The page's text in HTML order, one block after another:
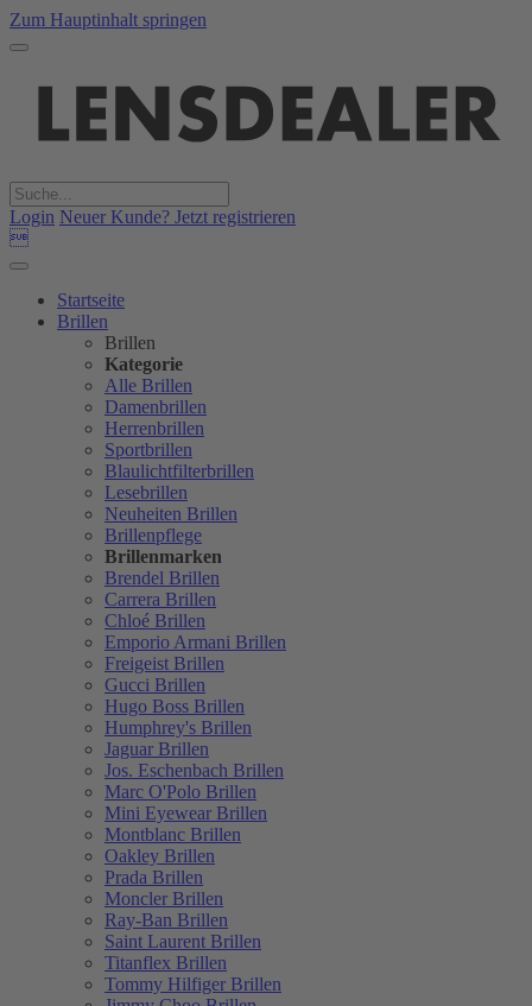
Zum Hauptinhalt springen
Login Neuer Kunde? Jetzt registrieren

Startseite
Brillen
Brillen
Kategorie
Alle Brillen
Damenbrillen
Herrenbrillen
Sportbrillen
Blaulichtfilterbrillen
Lesebrillen
Neuheiten Brillen
Brillenpflege
Brillenmarken
Brendel Brillen
Carrera Brillen
Chloé Brillen
Emporio Armani Brillen
Freigeist Brillen
Gucci Brillen
Hugo Boss Brillen
Humphrey's Brillen
Jaguar Brillen
Jos. Eschenbach Brillen
Marc O'Polo Brillen
Mini Eyewear Brillen
Montblanc Brillen
Oakley Brillen
Prada Brillen
Moncler Brillen
Ray-Ban Brillen
Saint Laurent Brillen
Titanflex Brillen
Tommy Hilfiger Brillen